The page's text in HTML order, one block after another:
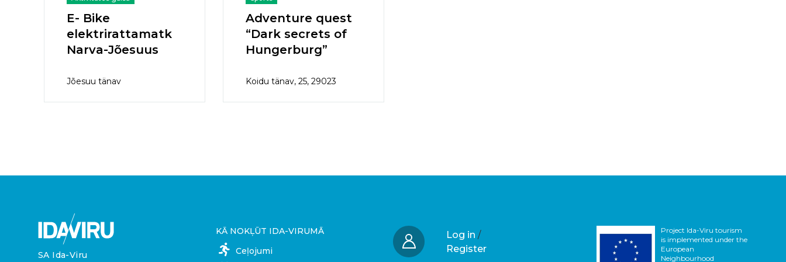
E- Bike
elektrirattamatk
Narva-Jõesuus
Jõesuu tänav
Adventure quest
“Dark secrets of
Hungerburg”
Koidu tänav, 25, 29023
SA Ida-Viru
KĀ NOKĻŪT IDA-VIRUMĀ
Ceļojumi
Log in /
Register
Project Ida-Viru tourism
is implemented under the
European
Neighbourhood